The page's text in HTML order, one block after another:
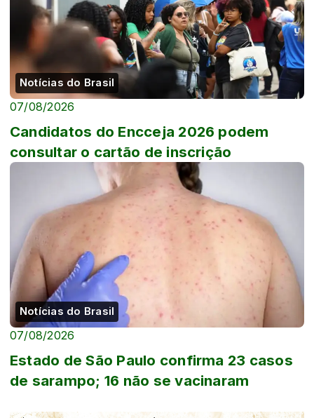
Notícias do Brasil
07/08/2026
Candidatos do Encceja 2026 podem
consultar o cartão de inscrição
Notícias do Brasil
07/08/2026
Estado de São Paulo confirma 23 casos
de sarampo; 16 não se vacinaram